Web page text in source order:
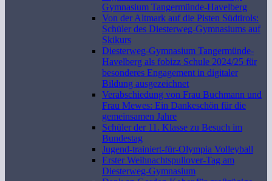
Gymnasium Tangermünde-Havelberg
Von der Altmark auf die Pisten Südtirols:
Schüler des Diesterweg-Gymnasiums auf
Skikurs
Diesterweg-Gymnasium Tangermünde-
Havelberg als fobizz Schule 2024/25 für
besonderes Engagement in digitaler
Bildung ausgezeichnet
Verabschiedung von Frau Buchmann und
Frau Mewes: Ein Dankeschön für die
gemeinsamen Jahre
Schüler der 11. Klasse zu Besuch im
Bundestag
Jugend-trainiert-für-Olympia Volleyball
Erster Weihnachtspullover-Tag am
Diesterweg-Gymnasium